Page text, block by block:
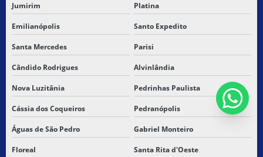
Jumirim Platina
Emilianópolis Santo Expedito
Santa Mercedes Parisi
Cândido Rodrigues Alvinlândia
Nova Luzitânia Pedrinhas Paulista
Cássia dos Coqueiros Pedranópolis
Águas de São Pedro Gabriel Monteiro
Floreal Santa Rita d'Oeste